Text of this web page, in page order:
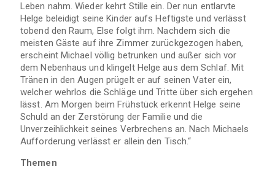
Leben nahm. Wieder kehrt Stille ein. Der nun entlarvte
Helge beleidigt seine Kinder aufs Heftigste und verlässt
tobend den Raum, Else folgt ihm. Nachdem sich die
meisten Gäste auf ihre Zimmer zurückgezogen haben,
erscheint Michael völlig betrunken und außer sich vor
dem Nebenhaus und klingelt Helge aus dem Schlaf. Mit
Tränen in den Augen prügelt er auf seinen Vater ein,
welcher wehrlos die Schläge und Tritte über sich ergehen
lässt. Am Morgen beim Frühstück erkennt Helge seine
Schuld an der Zerstörung der Familie und die
Unverzeihlichkeit seines Verbrechens an. Nach Michaels
Aufforderung verlässt er allein den Tisch.“
Themen